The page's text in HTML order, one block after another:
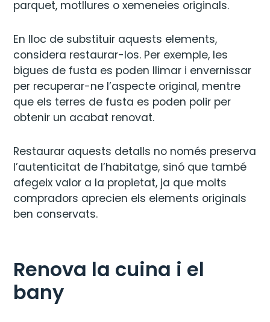
parquet, motllures o xemeneies originals.
En lloc de substituir aquests elements,
considera restaurar-los. Per exemple, les
bigues de fusta es poden llimar i envernissar
per recuperar-ne l’aspecte original, mentre
que els terres de fusta es poden polir per
obtenir un acabat renovat.
Restaurar aquests detalls no només preserva
l’autenticitat de l’habitatge, sinó que també
afegeix valor a la propietat, ja que molts
compradors aprecien els elements originals
ben conservats.
Renova la cuina i el
bany